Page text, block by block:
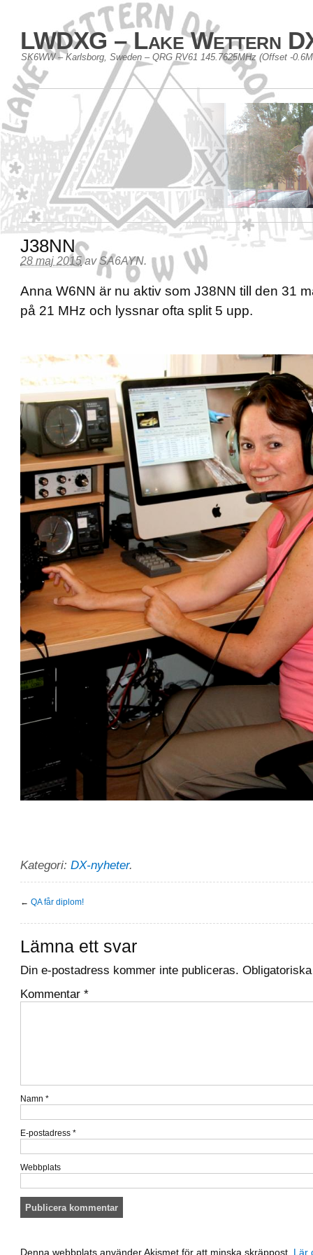
LWDXG – Lake Wettern
SK6WW – Karlsborg, Sweden – QRG RV61 145.7625MHz (Offset -
J38NN
28 maj 2015 avSA6AYN.
Anna W6NN är nu aktiv som J38NN till den 31
på 21 MHz och lyssnar ofta split 5 upp.
Kategori: DX-nyheter.
← QA får diplom!
Lämna ett svar
Din e-postadress kommer inte publiceras.
Kommentar *
Namn *
E-postadress *
Webbplats
Denna webbplats använder Akismet för att minska skräppost. Lär